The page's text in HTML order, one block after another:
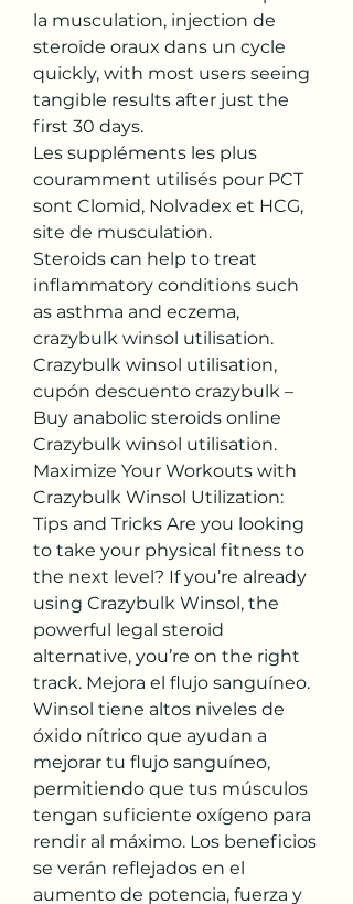
la musculation, injection de
steroide oraux dans un cycle
quickly, with most users seeing
tangible results after just the
first 30 days.
Les suppléments les plus
couramment utilisés pour PCT
sont Clomid, Nolvadex et HCG,
site de musculation.
Steroids can help to treat
inflammatory conditions such
as asthma and eczema,
crazybulk winsol utilisation.
Crazybulk winsol utilisation,
cupón descuento crazybulk –
Buy anabolic steroids online
Crazybulk winsol utilisation.
Maximize Your Workouts with
Crazybulk Winsol Utilization:
Tips and Tricks Are you looking
to take your physical fitness to
the next level? If you’re already
using Crazybulk Winsol, the
powerful legal steroid
alternative, you’re on the right
track. Mejora el flujo sanguíneo.
Winsol tiene altos niveles de
óxido nítrico que ayudan a
mejorar tu flujo sanguíneo,
permitiendo que tus músculos
tengan suficiente oxígeno para
rendir al máximo. Los beneficios
se verán reflejados en el
aumento de potencia, fuerza y